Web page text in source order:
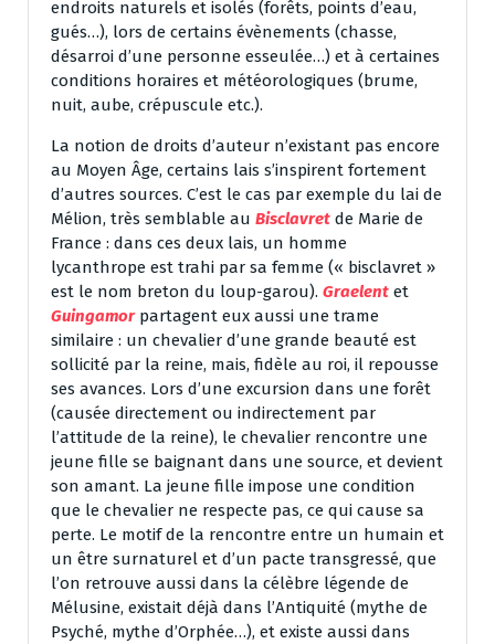
endroits naturels et isolés (forêts, points d’eau,
gués…), lors de certains évènements (chasse,
désarroi d’une personne esseulée…) et à certaines
conditions horaires et météorologiques (brume,
nuit, aube, crépuscule etc.).
La notion de droits d’auteur n’existant pas encore
au Moyen Âge, certains lais s’inspirent fortement
d’autres sources. C’est le cas par exemple du lai de
Mélion, très semblable au Bisclavret de Marie de
France : dans ces deux lais, un homme
lycanthrope est trahi par sa femme (« bisclavret »
est le nom breton du loup-garou). Graelent et
Guingamorpartagent eux aussi une trame
similaire : un chevalier d’une grande beauté est
sollicité par la reine, mais, fidèle au roi, il repousse
ses avances. Lors d’une excursion dans une forêt
(causée directement ou indirectement par
l’attitude de la reine), le chevalier rencontre une
jeune fille se baignant dans une source, et devient
son amant. La jeune fille impose une condition
que le chevalier ne respecte pas, ce qui cause sa
perte. Le motif de la rencontre entre un humain et
un être surnaturel et d’un pacte transgressé, que
l’on retrouve aussi dans la célèbre légende de
Mélusine, existait déjà dans l’Antiquité (mythe de
Psyché, mythe d’Orphée…), et existe aussi dans